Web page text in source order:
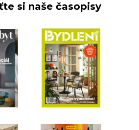
si naše časopisy